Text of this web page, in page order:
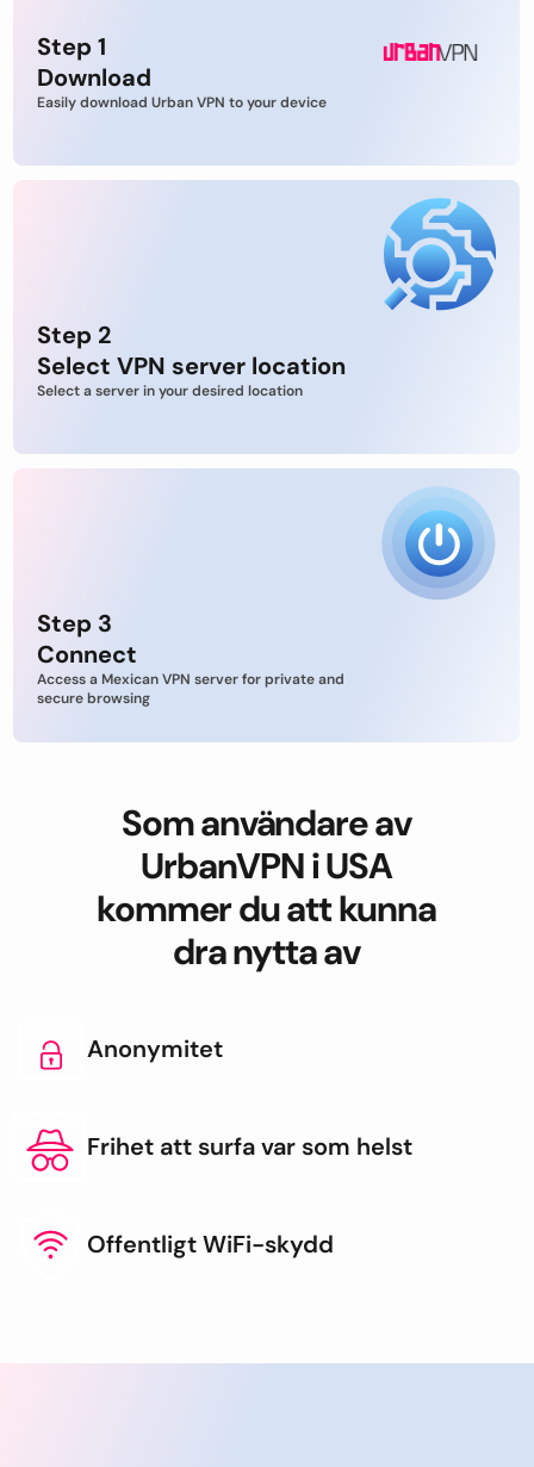
Step 1
Download
Easily download Urban VPN to your device
Step 2
Select VPN server location
Select a server in your desired location
Step 3
Connect
Access a Mexican VPN server for private and
secure browsing
Som användare av
UrbanVPN i USA
kommer du att kunna
dra nytta av
Anonymitet
Frihet att surfa var som helst
Offentligt WiFi-skydd